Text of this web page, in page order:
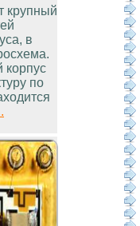
крупный
в
корпус
по